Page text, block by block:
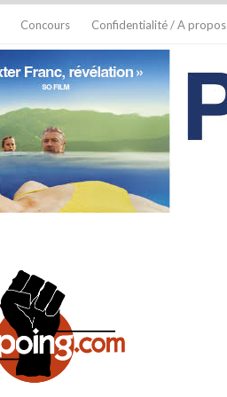
Concours Confidentialité / A propos